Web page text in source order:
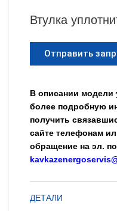
Втулка
Отправить
В описании модели
более подробную
получить
сайте телефонам
обращение на эл.
ДЕТАЛИ